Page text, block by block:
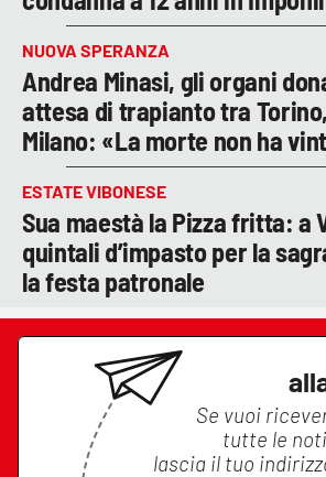
NUOVA SPERANZA
Andrea Minasi, gli organi
attesa di trapianto tra
Milano: «La morte non ha
ESTATE VIBONESE
Sua maestà la Pizza fritta: a
quintali d’impasto per la
la festa patronale
Se vuoi
tutte le
lascia il tuo